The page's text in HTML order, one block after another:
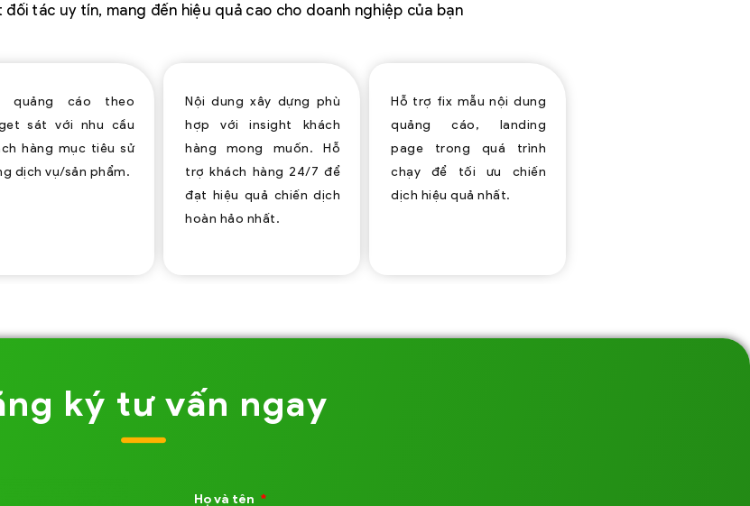
tác uy tín, mang đến hiệu quả cao cho doanh nghiệp của bạn
quảng cáo theo
sát với nhu cầu
hàng mục tiêu sử
dịch vụ/sản phẩm.
Nội dung xây dựng phù
hợp với insight khách
hàng mong muốn.Hỗ
trợ khách hàng 24/7 để
đạt hiệu quả chiến dịch
hoàn hảo nhất.
Hỗ trợ fix mẫu nội dung
quảng cáo, landing
page trong quá trình
chạy để tối ưu chiến
dịch hiệu quả nhất.
ký tư vấn ngay
Họ và tên